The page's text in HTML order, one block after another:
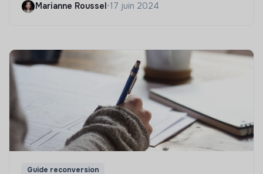
Marianne Roussel •17 juin 2024
Guide reconversion